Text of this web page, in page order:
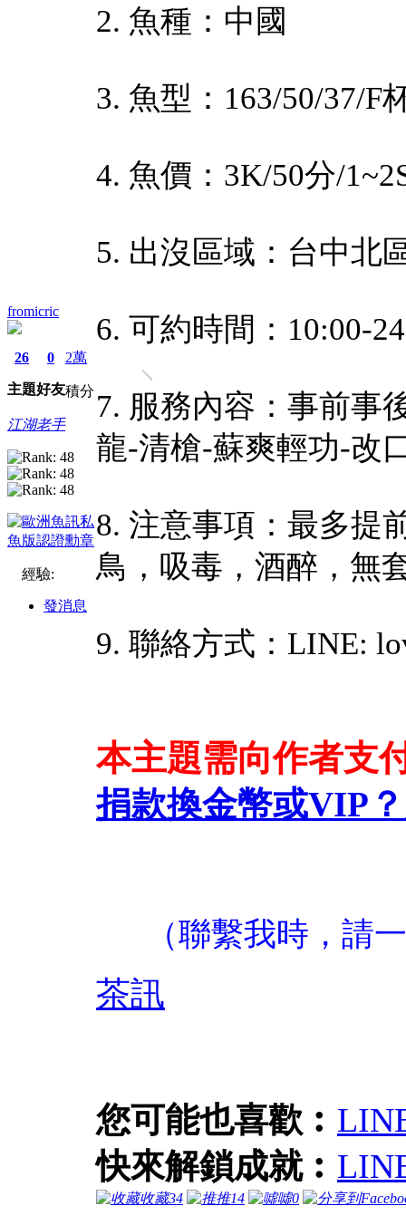
fromicric
26
主題
0
好友
2萬
積分
江湖老手
經驗:
發消息
2. 魚種：中國
3. 魚型：163/50/37/F
4. 魚價：3K/50分/
5. 出沒區域：台中北
6. 可約時間：10:00-
7. 服務內容：事前事
龍-清槍-蘇爽輕功-改
8. 注意事項：最多提
鳥，吸毒，酒醉，無
9. 聯絡方式：LINE:
本主題需向作者支
捐款換金幣或VIP？
（聯繫我時，請
茶訊
您可能也喜歡︰
快來解鎖成就︰
收藏34 推14 噓0